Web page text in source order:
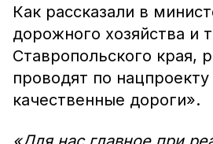
Как рассказали в
дорожного хозяйства и
Ставропольского края,
проводят по
качественные дороги».